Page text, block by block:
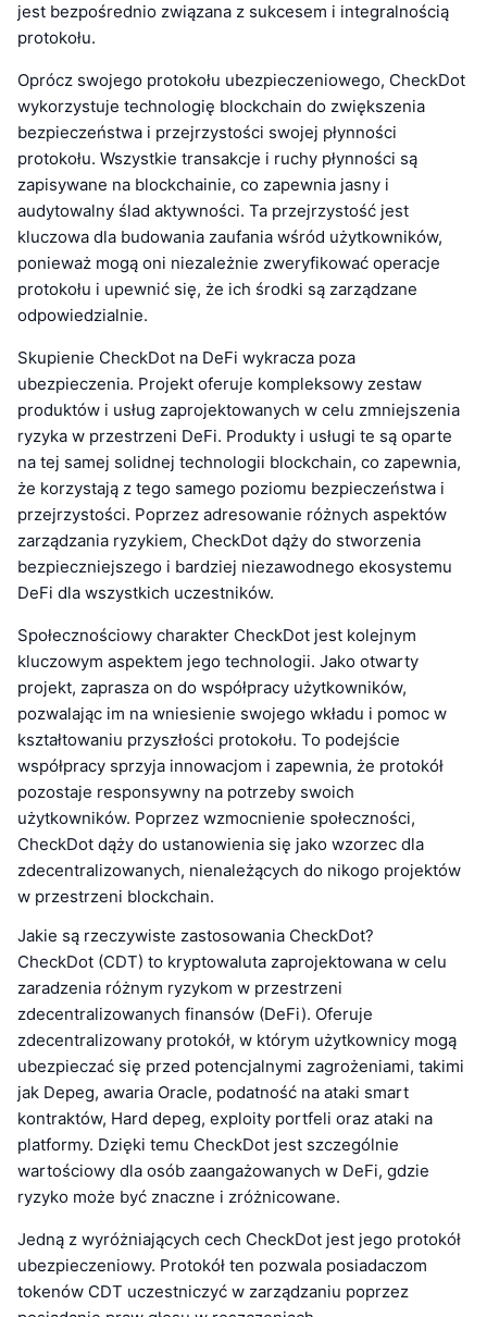
jest bezpośrednio związana z sukcesem i integralnością
protokołu.
Oprócz swojego protokołu ubezpieczeniowego, CheckDot
wykorzystuje technologię blockchain do zwiększenia
bezpieczeństwa i przejrzystości swojej płynności
protokołu. Wszystkie transakcje i ruchy płynności są
zapisywane na blockchainie, co zapewnia jasny i
audytowalny ślad aktywności. Ta przejrzystość jest
kluczowa dla budowania zaufania wśród użytkowników,
ponieważ mogą oni niezależnie zweryfikować operacje
protokołu i upewnić się, że ich środki są zarządzane
odpowiedzialnie.
Skupienie CheckDot na DeFi wykracza poza
ubezpieczenia. Projekt oferuje kompleksowy zestaw
produktów i usług zaprojektowanych w celu zmniejszenia
ryzyka w przestrzeni DeFi. Produkty i usługi te są oparte
na tej samej solidnej technologii blockchain, co zapewnia,
że korzystają z tego samego poziomu bezpieczeństwa i
przejrzystości. Poprzez adresowanie różnych aspektów
zarządzania ryzykiem, CheckDot dąży do stworzenia
bezpieczniejszego i bardziej niezawodnego ekosystemu
DeFi dla wszystkich uczestników.
Społecznościowy charakter CheckDot jest kolejnym
kluczowym aspektem jego technologii. Jako otwarty
projekt, zaprasza on do współpracy użytkowników,
pozwalając im na wniesienie swojego wkładu i pomoc w
kształtowaniu przyszłości protokołu. To podejście
współpracy sprzyja innowacjom i zapewnia, że protokół
pozostaje responsywny na potrzeby swoich
użytkowników. Poprzez wzmocnienie społeczności,
CheckDot dąży do ustanowienia się jako wzorzec dla
zdecentralizowanych, nienależących do nikogo projektów
w przestrzeni blockchain.
Jakie są rzeczywiste zastosowania CheckDot?
CheckDot (CDT) to kryptowaluta zaprojektowana w celu
zaradzenia różnym ryzykom w przestrzeni
zdecentralizowanych finansów (DeFi). Oferuje
zdecentralizowany protokół, w którym użytkownicy mogą
ubezpieczać się przed potencjalnymi zagrożeniami, takimi
jak Depeg, awaria Oracle, podatność na ataki smart
kontraktów, Hard depeg, exploity portfeli oraz ataki na
platformy. Dzięki temu CheckDot jest szczególnie
wartościowy dla osób zaangażowanych w DeFi, gdzie
ryzyko może być znaczne i zróżnicowane.
Jedną z wyróżniających cech CheckDot jest jego protokół
ubezpieczeniowy. Protokół ten pozwala posiadaczom
tokenów CDT uczestniczyć w zarządzaniu poprzez